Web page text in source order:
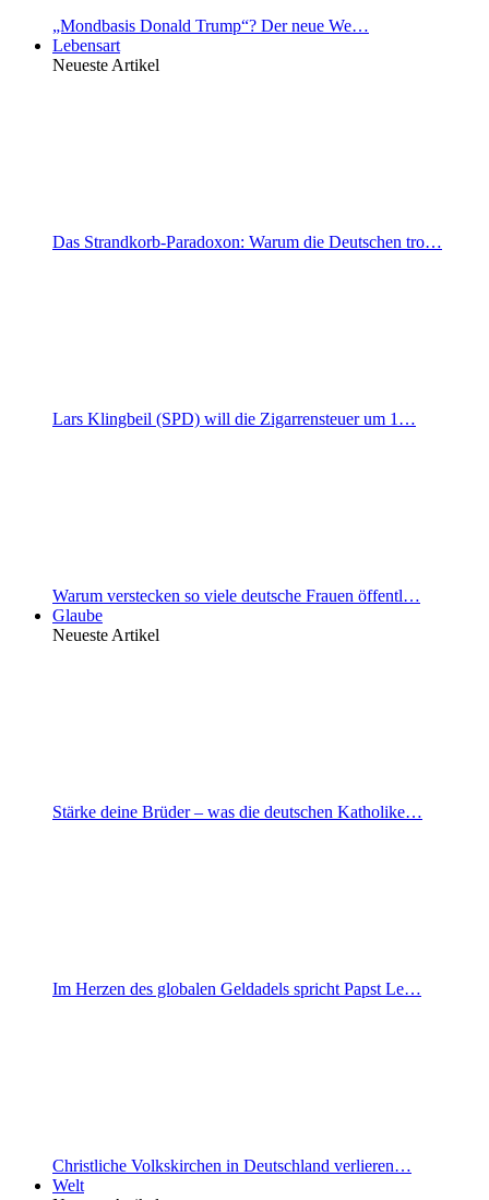
„Mondbasis Donald Trump“? Der neue We…
Lebensart
Neueste Artikel
Das Strandkorb-Paradoxon: Warum die Deutschen tro…
Lars Klingbeil (SPD) will die Zigarrensteuer um 1…
Warum verstecken so viele deutsche Frauen öffentl…
Glaube
Neueste Artikel
Stärke deine Brüder – was die deutschen Katholike…
Im Herzen des globalen Geldadels spricht Papst Le…
Christliche Volkskirchen in Deutschland verlieren…
Welt